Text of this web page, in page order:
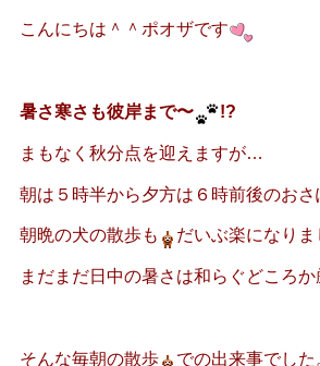
こんにちは＾＾ポオザです
暑さ寒さも彼岸まで〜 !?
まもなく秋分点を迎えますが…
朝は５時半から夕方は６時前後のおさ
朝晩の犬の散歩も だいぶ楽になりま
まだまだ日中の暑さは和らぐどころか
そんな毎朝の散歩 での出来事でした